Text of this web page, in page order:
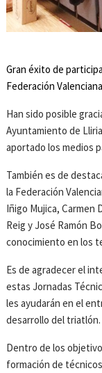
Gran éxito de
Federación
Han sido posible
Ayuntamiento de
aportado los medios
También es de
la Federación
Iñigo Mujica, Carmen
Reig y José Ramón
conocimiento en los
Es de agradecer el
estas Jornadas
les ayudarán en el
desarrollo del triatlón.
Dentro de los
formación de